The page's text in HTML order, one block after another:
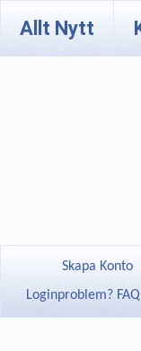
Allt Nytt
Skapa Konto
Loginproblem?